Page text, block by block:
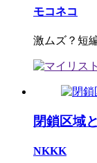
モコネコ
激ムズ？短
閉鎖区域
NKKK